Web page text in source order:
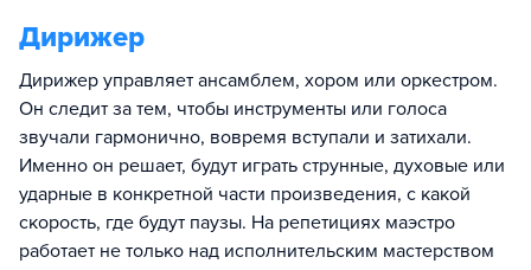
Дирижер
Дирижер управляет ансамблем, хором или оркестром.
Он следит за тем, чтобы инструменты или голоса
звучали гармонично, вовремя вступали и затихали.
Именно он решает, будут играть струнные, духовые или
ударные в конкретной части произведения, с какой
скорость, где будут паузы. На репетициях маэстро
работает не только над исполнительским мастерством